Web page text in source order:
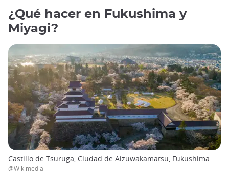
¿Qué hacer en Fukushima y
Miyagi?
Castillo de Tsuruga, Ciudad de Aizuwakamatsu, Fukushima
@Wikimedia